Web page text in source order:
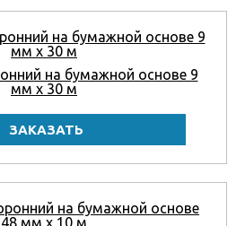
на бумажной основе 9
мм x 30 м